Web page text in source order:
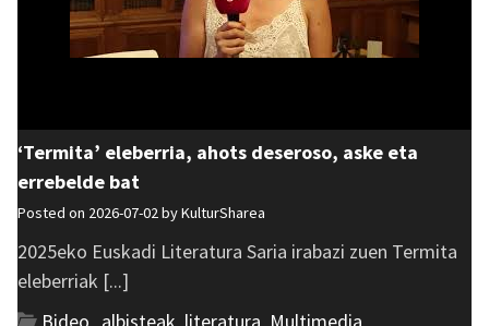
‘Termita’ eleberria, ahots deseroso, aske eta
errebelde bat
Posted on 2026-07-02 byKulturSharea
2025eko Euskadi Literatura Saria irabazi zuen Termita
eleberriak [...]